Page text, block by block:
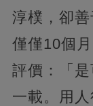
淳樸，卻
僅僅10個月
評價：「
一載。用